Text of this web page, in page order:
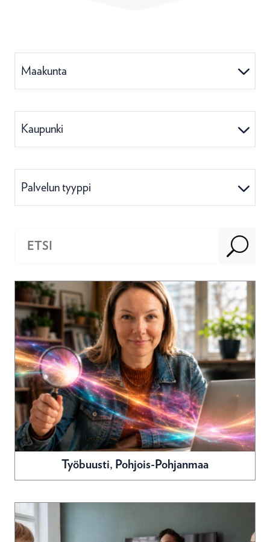
Maakunta
Kaupunki
Palvelun tyyppi
U
Työbuusti, Pohjois-Pohjanmaa